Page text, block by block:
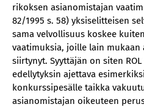
rikoksen asianomistajan
82/1995 s. 58) yksiselitteisen
sama velvollisuus koskee
vaatimuksia, joille lain
siirtynyt. Syyttäjän on siten
edellytyksin ajettava
konkurssipesälle taikka
asianomistajan oikeuteen